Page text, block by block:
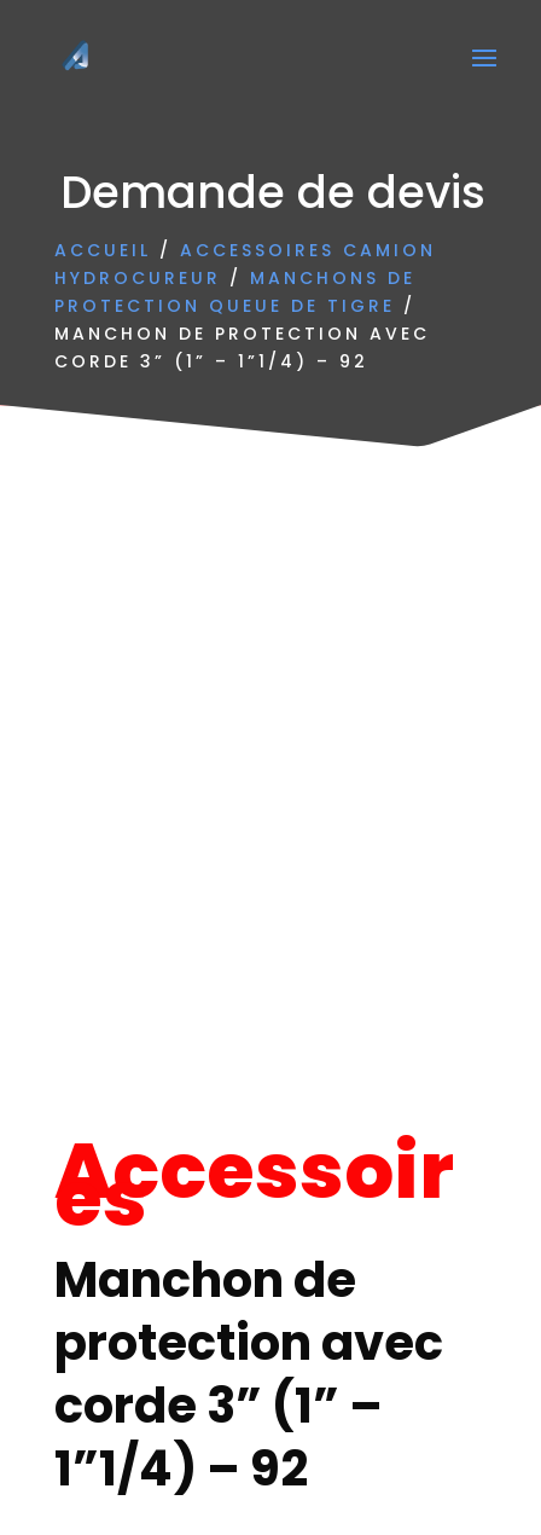
Demande de devis
ACCUEIL / ACCESSOIRES CAMION
HYDROCUREUR / MANCHONS DE
PROTECTION QUEUE DE TIGRE /
MANCHON DE PROTECTION AVEC
CORDE 3” (1” – 1”1/4) – 92
Accessoir
es
Manchon de
protection avec
corde 3” (1” –
1”1/4) – 92